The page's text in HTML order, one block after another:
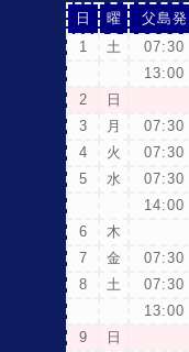
日 曜 父島発
1
土 07:30
13:00
2
日
3
月 07:30
4
火 07:30
5
水 07:30
14:00
6
木
7
金 07:30
8
土 07:30
13:00
9
日